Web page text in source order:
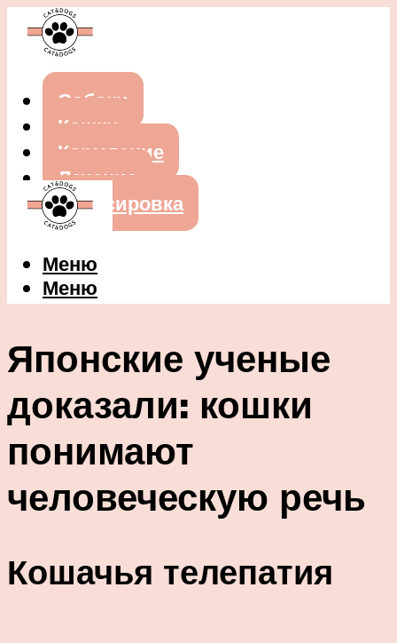
Собаки
Кошки
Кормление
Лечение
Дрессировка
Меню
Меню
Японские ученые
доказали: кошки
понимают
человеческую речь
Кошачья телепатия